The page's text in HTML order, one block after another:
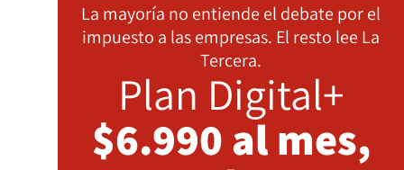
La mayoría no entiende el debate por el
impuesto a las empresas. El resto lee La
Tercera.
Plan Digital+
$6.990 al mes,